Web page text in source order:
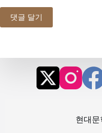
댓글 달기
현대문